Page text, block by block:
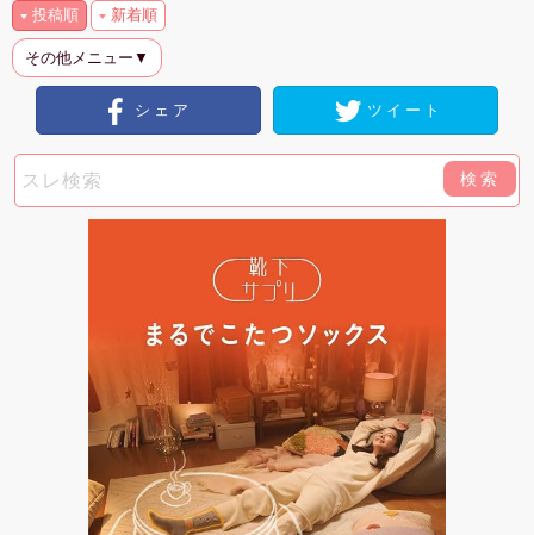
投稿順 新着順
その他メニュー▼
シェア ツイート
検索